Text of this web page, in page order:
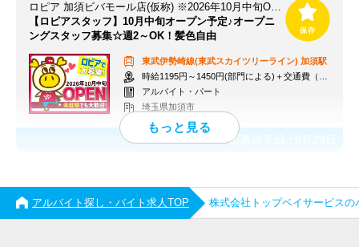
ロピア 加須ビバモール店(仮称) ※2026年10月中旬OPEN予定
【ロピアスタッフ】10月中旬オープン予定♪オープニ
ングスタッフ募集☆週2～OK！髪色自由
東武伊勢崎線(東武スカイツリーライン) 加須駅
時給1195円～1450円(部門による)＋交通費（社内規定）
アルバイト・パート
埼玉県加須市
応募終了日：
アルバイト探し・バイト求人TOP 株式会社トップベイサービス